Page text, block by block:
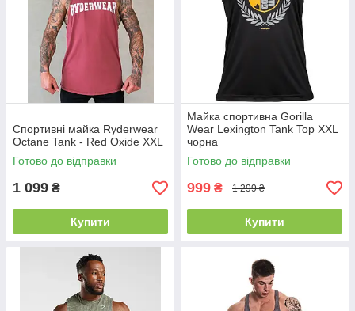
Спортивні майка Ryderwear
Octane Tank - Red Oxide XXL
Готово до відправки
1 099 ₴
Купити
Майка спортивна Gorilla
Wear Lexington Tank Top XXL
чорна
Готово до відправки
999 ₴ 1 299 ₴
Купити